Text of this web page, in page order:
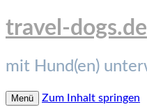
travel-dogs.de
mit Hund(en)
Menü Zum Inhalt springen